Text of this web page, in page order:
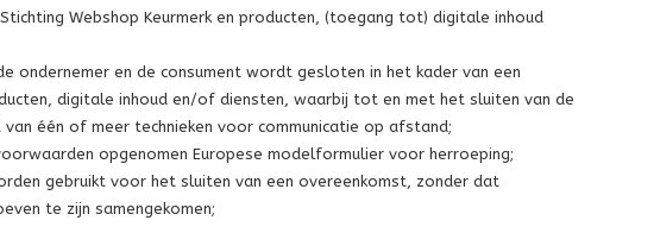
Webshop Keurmerk en producten, (toegang tot) digitale inhoud
ondernemer en de consument wordt gesloten in het kader van een
digitale inhoud en/of diensten, waarbij tot en met het sluiten van de
één of meer technieken voor communicatie op afstand;
opgenomen Europese modelformulier voor herroeping;
gebruikt voor het sluiten van een overeenkomst, zonder dat
te zijn samengekomen;